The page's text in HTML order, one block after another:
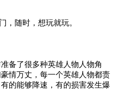
，随时，想玩就玩。
备了很多种英雄人物人物角
情万丈，每一个英雄人物都责
的能够降速，有的损害发生爆